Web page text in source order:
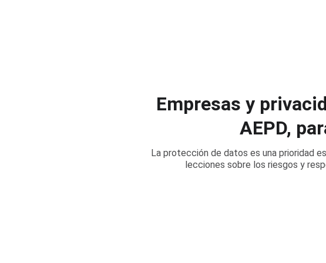
Empresas y
AEPD,
La protección de datos es una prioridad
lecciones sobre los riesgos y